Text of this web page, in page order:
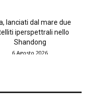
lanciati dal mare due
iperspettrali nello
Shandong
6 Agosto 2026